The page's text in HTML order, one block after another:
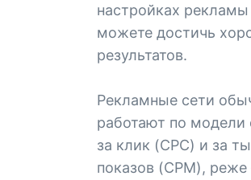
настройках
можете достичь
результатов.
Рекламные сети
работают по модели
за клик (CPC) и за
показов (CPM),